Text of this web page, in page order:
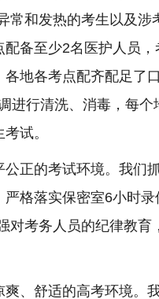
和发热的考生以及
备至少2名医护人员
地各考点配齐配足
进行清洗、消毒，每
试。
的考试环境。我们
格落实保密室6小时
对考务人员的纪律教
舒适的高考环境。